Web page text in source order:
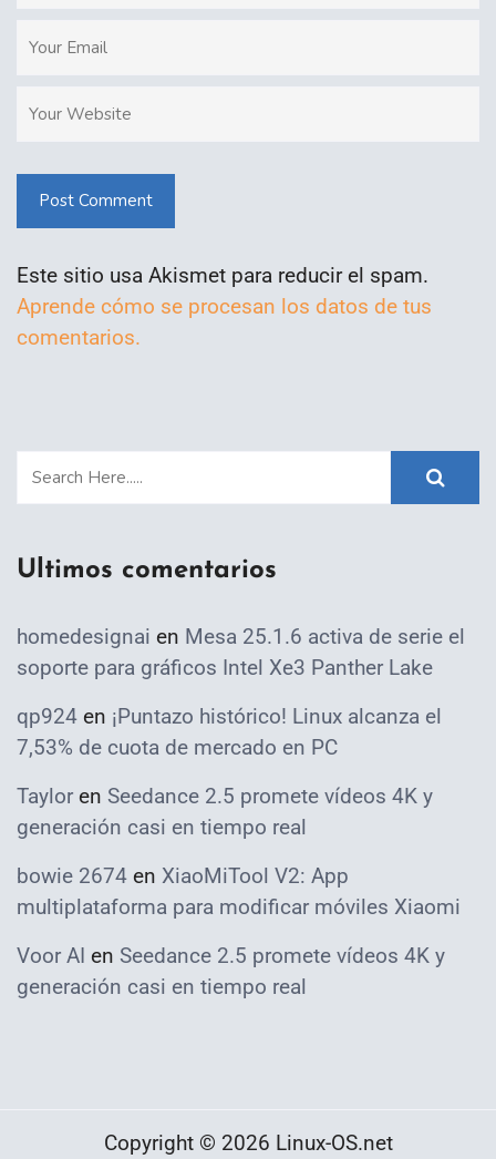
Post Comment
Este sitio usa Akismet para reducir el spam.
Aprende cómo se procesan los datos de tus
comentarios.
Ultimos comentarios
homedesignai en Mesa 25.1.6 activa de serie el
soporte para gráficos Intel Xe3 Panther Lake
qp924 en ¡Puntazo histórico! Linux alcanza el
7,53% de cuota de mercado en PC
Taylor en Seedance 2.5 promete vídeos 4K y
generación casi en tiempo real
bowie 2674 en XiaoMiTool V2: App
multiplataforma para modificar móviles Xiaomi
Voor AI en Seedance 2.5 promete vídeos 4K y
generación casi en tiempo real
Copyright © 2026 Linux-OS.net